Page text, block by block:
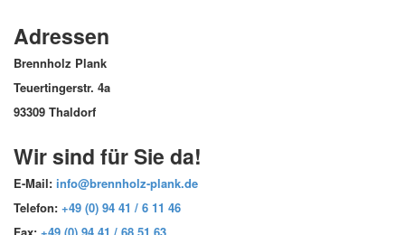
Adressen
Brennholz Plank
Teuertingerstr. 4a
93309 Thaldorf
Wir sind für Sie da!
E-Mail: info@brennholz-plank.de
Telefon: +49 (0) 94 41 / 6 11 46
Fax: +49 (0) 94 41 / 68 51 63